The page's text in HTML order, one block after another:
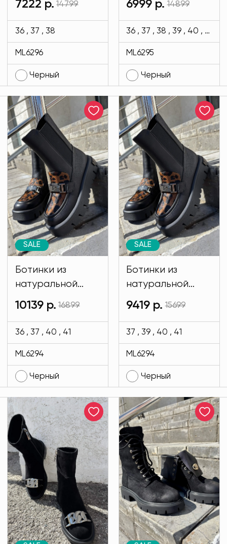
Bottini черного
цвета MODLAV
ML6296-13
7222 р. 14799
36 , 37 , 38
ML6296
Черный
Bottini черного
цвета MODLAV
ML6295-13
6999 р. 14899
36 , 37 , 38 , 39 , 40 , 41
ML6295
Черный
Ботинки из
натуральной
кожи. ЗИМА
Regina Bottini
черного цвета
MODLAV ML6294-
13
SALE
10139 р. 16899
36 , 37 , 40 , 41
ML6294
Черный
Ботинки из
натуральной
кожи Regina
Bottini черного
цвета MODLAV
ML6294-13
SALE
9419 р. 15699
37 , 39 , 40 , 41
ML6294
Черный